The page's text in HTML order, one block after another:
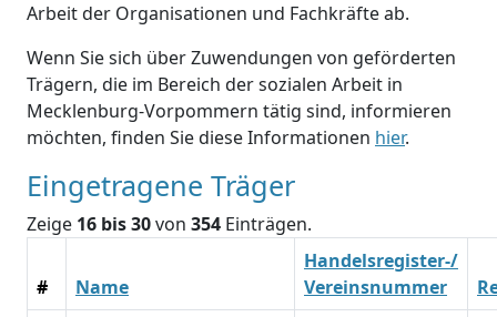
Arbeit der Organisationen und Fachkräfte ab.
Wenn Sie sich über Zuwendungen von geförderten
Trägern, die im Bereich der sozialen Arbeit in
Mecklenburg-Vorpommern tätig sind, informieren
möchten, finden Sie diese Informationen hier.
Eingetragene Träger
Zeige 16 bis 30von 354 Einträgen.
# Name
Handelsregister-/
Vereinsnummer